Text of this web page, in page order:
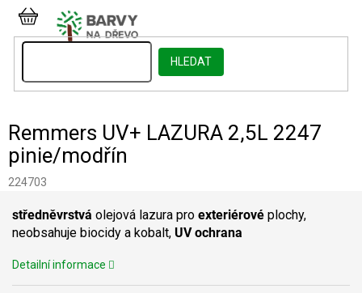
Přejít
obsah
HLEDAT
NÁKUPNÍ
Remmers UV+ LAZURA 2,5L 2247
pinie/modřín
224703
středněvrstvá olejová lazura pro exteriérové plochy,
neobsahuje biocidy a kobalt, UV ochrana
Detailní informace